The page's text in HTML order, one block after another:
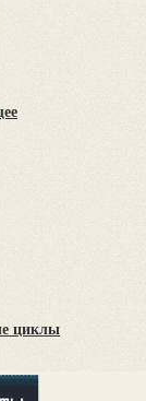
циклы